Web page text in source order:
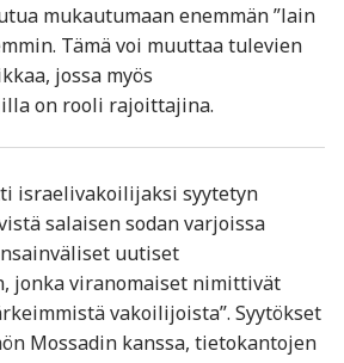
mukautumaan enemmän ”lain
Tämä voi muuttaa tulevien
jossa myös
on rooli rajoittajina.
israelivakoilijaksi syytetyn
salaisen sodan varjoissa
uutiset
jonka viranomaiset nimittivät
vakoilijoista”. Syytökset
Mossadin kanssa, tietokantojen